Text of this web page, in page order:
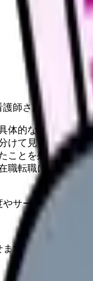
師さんへ。
体的な場面を3つ書
けて見る
ことを残す
職転職に分ける
サービスの最新
す。